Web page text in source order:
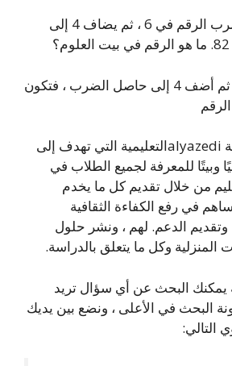
أجب عن سؤال: يضرب الرقم في 6 ، ثم يضاف 4 إلى
اضرب رقمًا في 6 ، ثم أضف 4 إلى حاصل الضرب ، فتكون
نرحب بكم في منصة alyazediالتعليمية التي تهدف إلى
وبيتًا للمعرفة لجميع الطلاب في
من خلال تقديم كل ما يخدم
في رفع الكفاءة الثقافية
وتقديم الدعم. لهم ، ونشر حلول
المنزلية وكل ما يتعلق بالدراسة.
يمكنك البحث عن أي سؤال تريد
البحث في الأعلى ، ونضع بين يديك
التالي: